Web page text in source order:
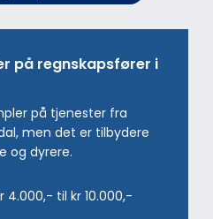
på regnskapsfører i
på tjenester fra
men det er tilbydere
og dyrere.
4.000,- til kr 10.000,-